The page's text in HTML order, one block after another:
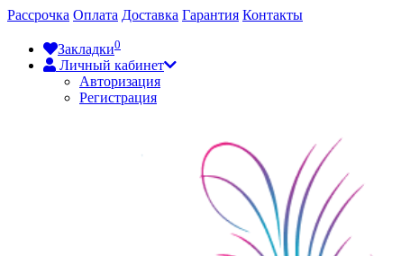
Рассрочка Оплата Доставка Гарантия Контакты
Закладки0
Личный кабинет
Авторизация
Регистрация